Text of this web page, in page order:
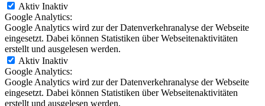
Aktiv Inaktiv
Google Analytics:
Google Analytics wird zur der Datenverkehranalyse der Webseite
eingesetzt. Dabei können Statistiken über Webseitenaktivitäten
erstellt und ausgelesen werden.
Aktiv Inaktiv
Google Analytics:
Google Analytics wird zur der Datenverkehranalyse der Webseite
eingesetzt. Dabei können Statistiken über Webseitenaktivitäten
erstellt und ausgelesen werden.